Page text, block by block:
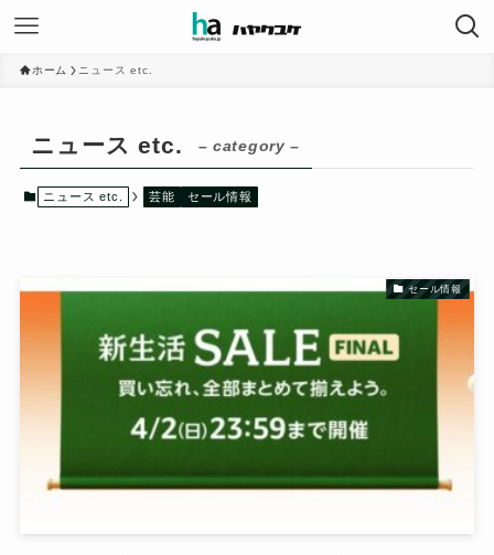
ホーム ニュース etc.
ニュース etc. – category –
ニュース etc. 芸能 セール情報
セール情報